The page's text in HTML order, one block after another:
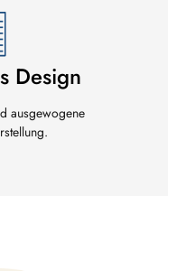
Design
ausgewogene